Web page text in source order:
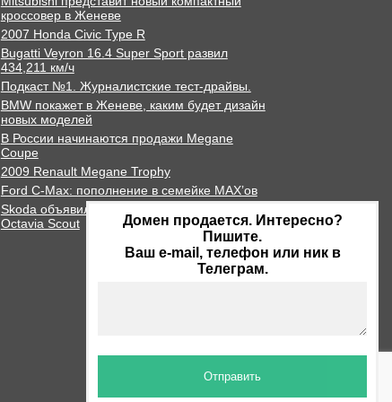
кроссовер в Женеве
2007 Honda Civic Type R
Bugatti Veyron 16.4 Super Sport развил
434,211 км/ч
Подкаст №1. Журналистские тест-драйвы.
BMW покажет в Женеве, каким будет дизайн
новых моделей
В России начинаются продажи Megane
Coupe
2009 Renault Megane Trophy
Ford C-Max: пополнение в семейке MAX’ов
Skoda объявила цены на Octavia RS и
Octavia Scout
Домен продается. Интересно?
Пишите.
Ваш e-mail, телефон или ник в
Телеграм.
Отправить